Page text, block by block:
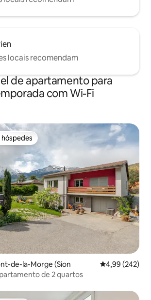
locais recomendam
de apartamento para
com Wi-Fi
preferidos dos hóspedes
de-la-Morge (Sion 4,99 de uma
4,99 (242)
de 2 quartos